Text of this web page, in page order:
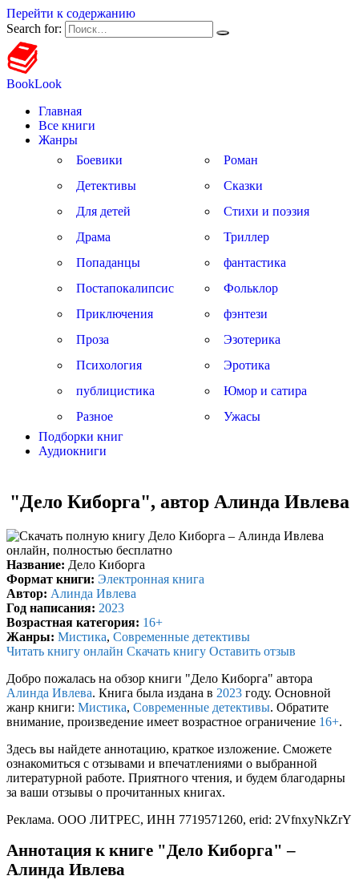
Перейти к содержанию
Search for:
BookLook
Главная
Все книги
Жанры
Боевики
Детективы
Для детей
Драма
Попаданцы
Постапокалипсис
Приключения
Проза
Психология
публицистика
Разное
Роман
Сказки
Стихи и поэзия
Триллер
фантастика
Фольклор
фэнтези
Эзотерика
Эротика
Юмор и сатира
Ужасы
Подборки книг
Аудиокниги
"Дело Киборга", автор Алинда Ивлева
Название: Дело Киборга
Формат книги: Электронная книга
Автор: Алинда Ивлева
Год написания: 2023
Возрастная категория: 16+
Жанры: Мистика, Современные детективы
Читать книгу онлайн Скачать книгу Оставить отзыв
Добро пожалась на обзор книги "Дело Киборга" автора
Алинда Ивлева. Книга была издана в 2023 году. Основной
жанр книги: Мистика, Современные детективы. Обратите
внимание, произведение имеет возрастное ограничение 16+.
Здесь вы найдете аннотацию, краткое изложение. Сможете
ознакомиться с отзывами и впечатлениями о выбранной
литературной работе. Приятного чтения, и будем благодарны
за ваши отзывы о прочитанных книгах.
Реклама. ООО ЛИТРЕС, ИНН 7719571260, erid: 2VfnxyNkZrY
Аннотация к книге "Дело Киборга" –
Алинда Ивлева